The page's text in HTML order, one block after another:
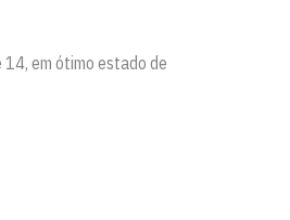
14, em ótimo estado de